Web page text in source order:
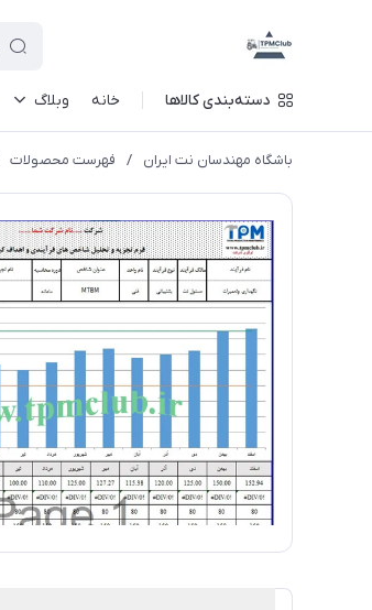
دسته‌بندی کالاها خانه وبلاگ
باشگاه مهندسان نت ایران / فهرست محصولات